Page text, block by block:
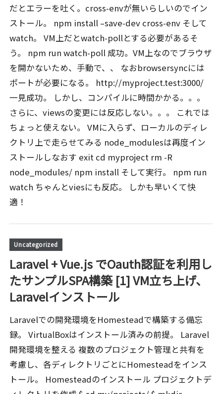
だとエラーを吐く。cross-envが無いらしいのでイン
ストール。 npm install –save-dev cross-env そして
watch。 VM上だとwatch-pollとする必要があるそ
う。 npm run watch-poll 成功。VM上なのでブラウザ
を開かないため、手動で、、 なおbrowsersyncには
ポートが必要になる。 http://myproject.test:3000/
一見成功。 しかし、コンパイルに時間かかる。。。
さらに、viewsの変更には反応しない。。。 これでは
ちょっと使えない。 VMに入らず、ローカルのディレ
クトリ上で走らせてみる node_modulesは再度イン
ストールしなおす exit cd myproject rm -R
node_modules/ npm install そして実行。 npm run
watch ちゃんとviesにも反応。 しかも早いくて快
適！
Uncategorized
Laravel + Vue.js でOauth認証を利用し
たサンプルSPA構築 [1] VM立ち上げ、
Laravelインストール
Laravelでの開発環境をHomesteadで構築する備忘
録。 VirtualBoxはインストール済みの前提。 Laravel
開発環境を整える 複数のプロジェクト管理と共有を
考慮し、各ディレクトリごとにHomesteadをインス
トール。 Homesteadのインストール プロジェクトデ